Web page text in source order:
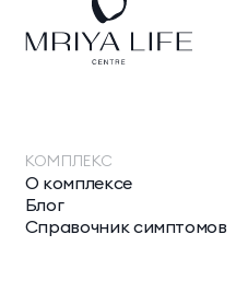
КОМПЛЕКС
О комплексе
Блог
Справочник симптомов